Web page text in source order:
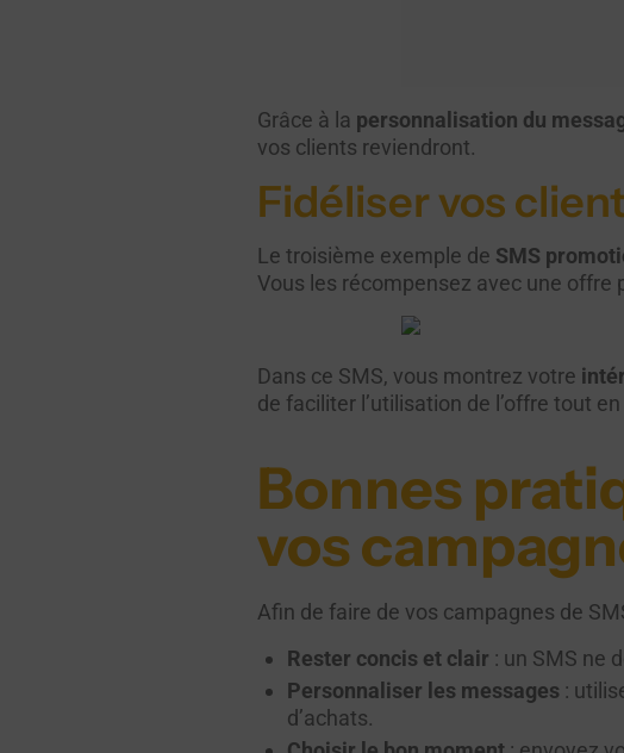
Grâce à la personnalisation du
vos clients reviendront.
Fidéliser vos
Le troisième exemple de SMS
Vous les récompensez avec une
Dans ce SMS, vous montrez votre
de faciliter l’utilisation de l’offre tout
Bonnes
vos
Afin de faire de vos campagnes de
Rester concis et clair : un SMS ne
Personnaliser les messages :
d’achats.